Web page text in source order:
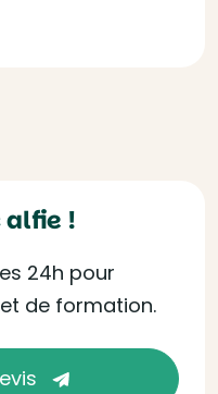
alfie !
24h pour
de formation.